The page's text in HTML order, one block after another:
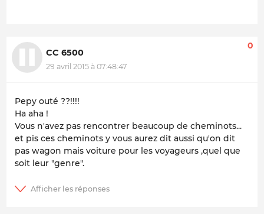
CC 6500
29 avril 2015 à 07:48:47
0
Pepy outé ??!!!!
Ha aha !
Vous n'avez pas rencontrer beaucoup de cheminots...
et pis ces cheminots y vous aurez dit aussi qu'on dit
pas wagon mais voiture pour les voyageurs ,quel que
soit leur "genre".